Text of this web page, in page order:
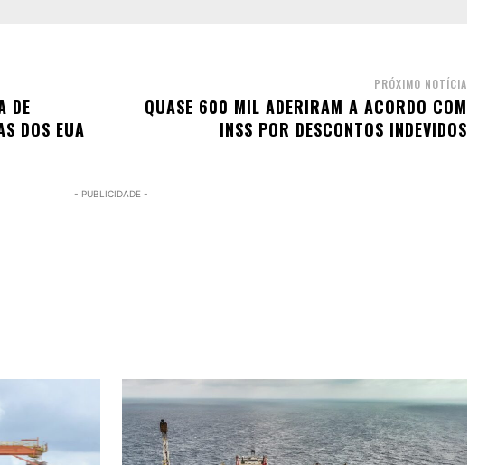
DE
DOS EUA
PRÓXIMO NOTÍCIA
QUASE 600 MIL ADERIRAM A ACORDO COM
INSS POR DESCONTOS INDEVIDOS
- PUBLICIDADE -